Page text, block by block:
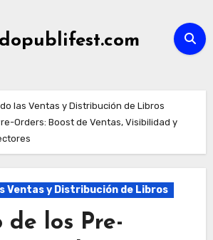
las Ventas y Distribución de Libros
Orders: Boost de Ventas, Visibilidad y
Ventas y Distribución de Libros
de los Pre-